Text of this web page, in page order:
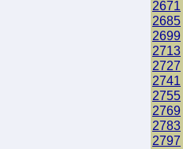
2671
2685
2699
2713
2727
2741
2755
2769
2783
2797